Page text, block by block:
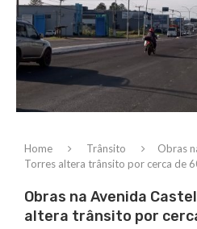
Home Trânsito
Obras
Torres altera trânsito por cerca de
Obras na Avenida
altera trânsito por